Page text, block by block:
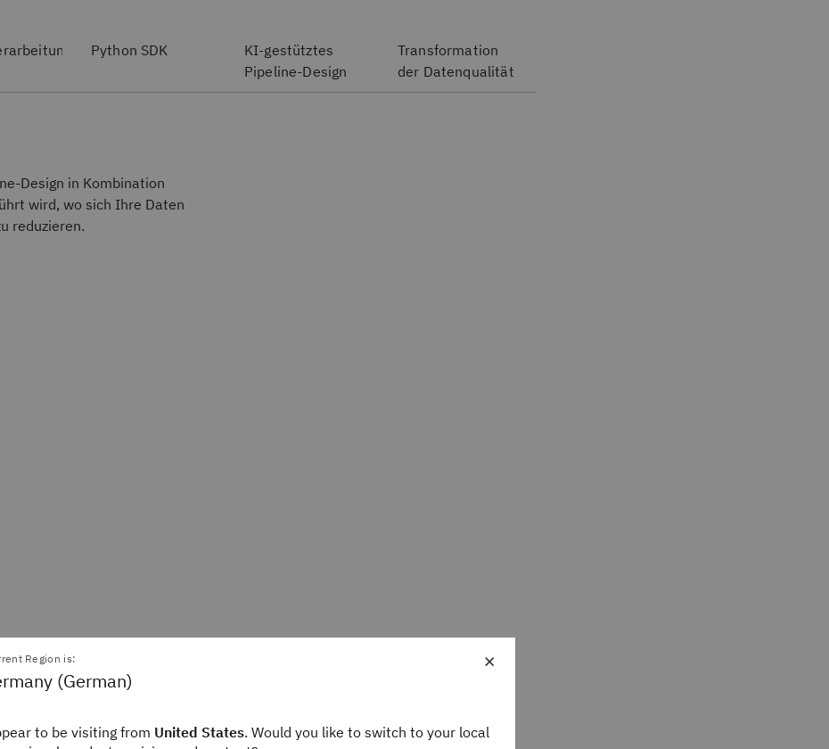
Python SDK
KI-gestütztes
Pipeline-Design
Transformation
der Datenqualität
Design in Kombination
wird, wo sich Ihre Daten
reduzieren.
×
Region is:
(German)
to be visiting from United States. Would you like to switch to your local